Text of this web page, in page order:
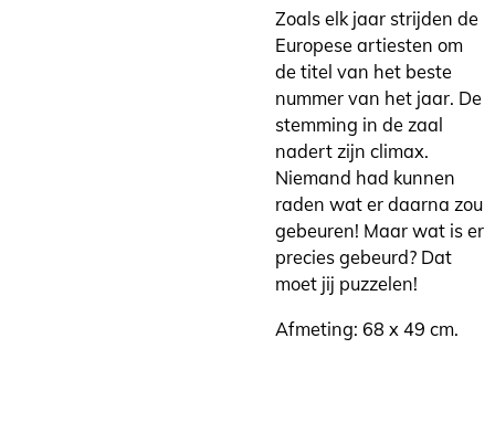
Zoals elk jaar strijden de
Europese artiesten om
de titel van het beste
nummer van het jaar. De
stemming in de zaal
nadert zijn climax.
Niemand had kunnen
raden wat er daarna zou
gebeuren! Maar wat is er
precies gebeurd? Dat
moet jij puzzelen!
Afmeting: 68 x 49 cm.